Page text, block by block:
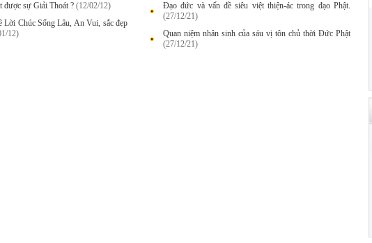
được sự Giải Thoát ? (12/02/12)
Lời Chúc Sống Lâu, An Vui, sắc đẹp
12)
Đạo đức và vấn đề siêu việt thiện-ác trong đạo Phật.
(27/12/21)
Quan niệm nhân sinh của sáu vị tôn chủ thời Đức Phật
(27/12/21)